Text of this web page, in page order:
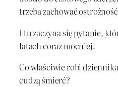
trzeba zachować
I tu zaczyna się pytanie,
latach coraz mocniej.
Co właściwie robi
cudzą śmierć?